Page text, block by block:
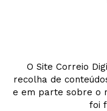
O Site Correio
recolha de
e em parte sobre o
foi